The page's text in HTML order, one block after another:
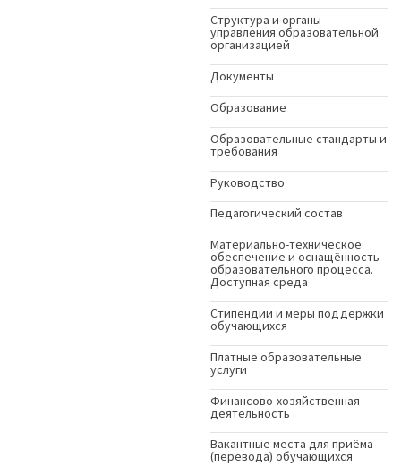
Структура и органы
управления образовательной
организацией
Документы
Образование
Образовательные стандарты и
требования
Руководство
Педагогический состав
Материально-техническое
обеспечение и оснащённость
образовательного процесса.
Доступная среда
Стипендии и меры поддержки
обучающихся
Платные образовательные
услуги
Финансово-хозяйственная
деятельность
Вакантные места для приёма
(перевода) обучающихся